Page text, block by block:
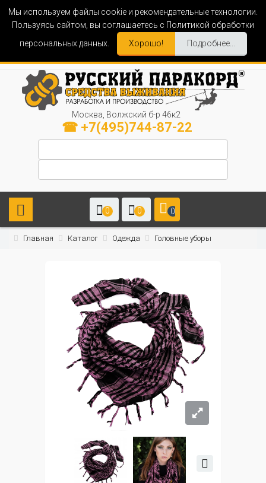
Мы используем файлы cookie и рекомендательные технологии.
Пользуясь сайтом, вы соглашаетесь с Политикой обработки
персональных данных.
Хорошо! Подробнее...
Москва, Волжский б-р 46к2
☎ +7(495)744-87-22
0 0 0
Главная Каталог Одежда Головные уборы